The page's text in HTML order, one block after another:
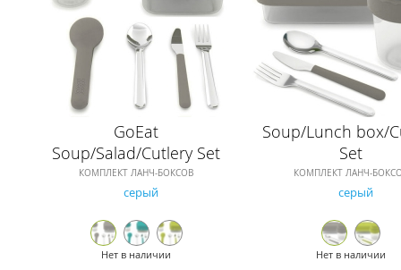
GoEat
Soup/Salad/Cutlery Set
КОМПЛЕКТ ЛАНЧ-БОКСОВ
серый
Нет в наличии
Soup/Lunch box/
Set
КОМПЛЕКТ ЛАНЧ-
серый
Нет в наличии